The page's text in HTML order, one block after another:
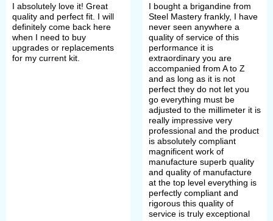
I absolutely love it! Great
quality and perfect fit. I will
definitely come back here
when I need to buy
upgrades or replacements
for my current kit.
I bought a brigandine from
Steel Mastery frankly, I have
never seen anywhere a
quality of service of this
performance it is
extraordinary you are
accompanied from A to Z
and as long as it is not
perfect they do not let you
go everything must be
adjusted to the millimeter it is
really impressive very
professional and the product
is absolutely compliant
magnificent work of
manufacture superb quality
and quality of manufacture
at the top level everything is
perfectly compliant and
rigorous this quality of
service is truly exceptional